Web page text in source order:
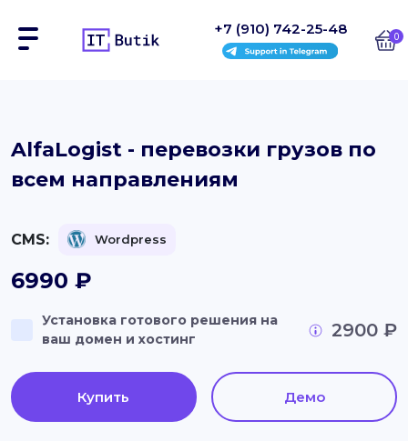
Сайты
Интернет-магазины
Блог
Контакты
+7 (910) 742-25-48 0
AlfaLogist - перевозки грузов по
всем направлениям
CMS: Wordpress
6990 ₽
Установка готового решения на
ваш домен и хостинг
2900 ₽
Купить Демо